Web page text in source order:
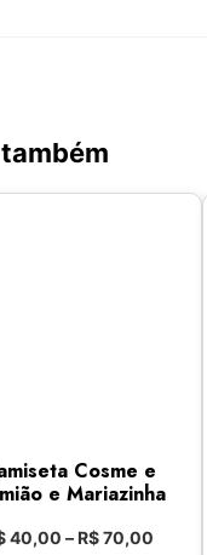
Cosme e
e Mariazinha
40,00 –R$70,00